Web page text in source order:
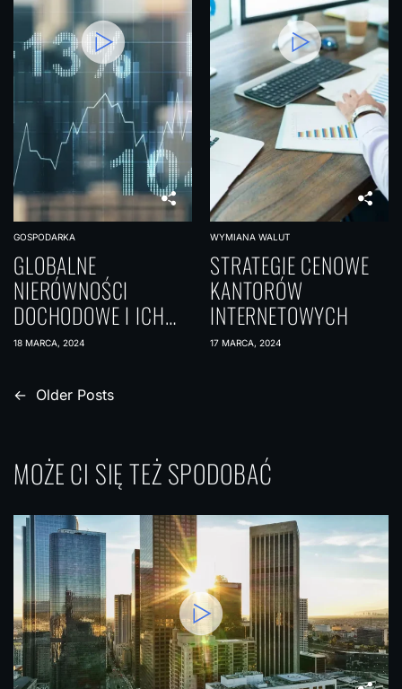
GOSPODARKA
GLOBALNE
NIERÓWNOŚCI
DOCHODOWE I ICH
WPŁYW NA
18 MARCA, 2024
WYMIANA WALUT
STRATEGIE CENOWE
KANTORÓW
INTERNETOWYCH
17 MARCA, 2024
N
w
i
g
a
j
a
p
← Older Posts
MOŻE CI SIĘ TEŻ SPODOBAĆ